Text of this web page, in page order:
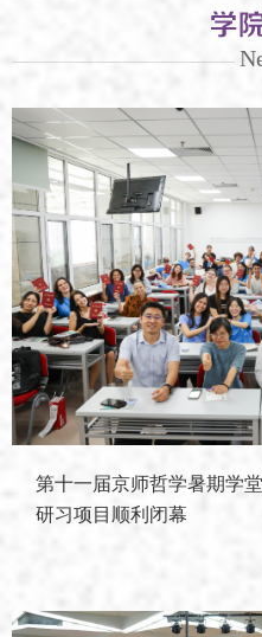
第十一届京师哲学暑期学
研习项目顺利闭幕